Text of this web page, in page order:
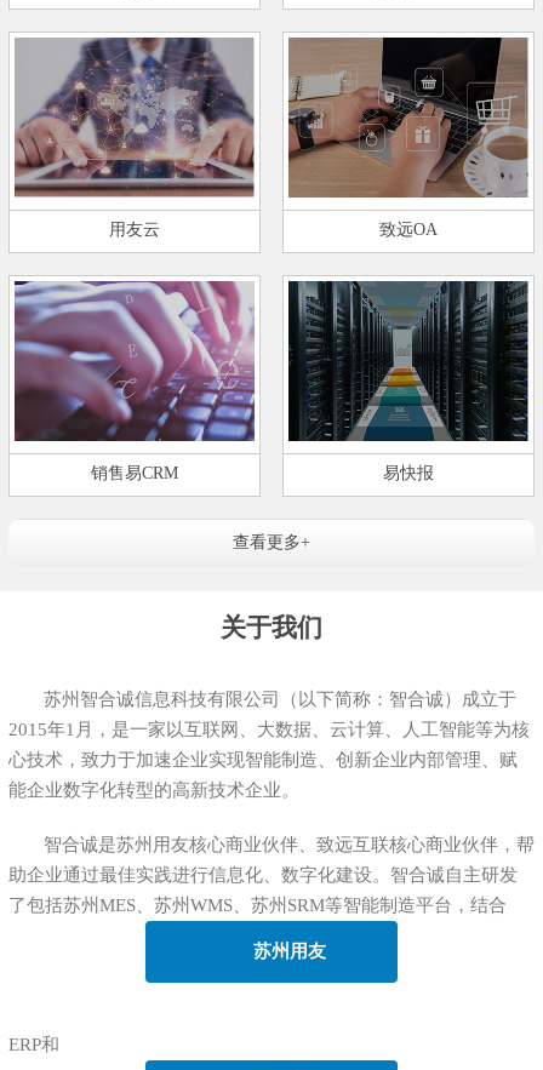
用友云 致远OA
销售易CRM 易快报
查看更多+
关于我们
苏州智合诚信息科技有限公司（以下简称：智合诚）成立于
2015年1月，是一家以互联网、大数据、云计算、人工智能等为核
心技术，致力于加速企业实现智能制造、创新企业内部管理、赋
能企业数字化转型的高新技术企业。
智合诚是苏州用友核心商业伙伴、致远互联核心商业伙伴，帮
助企业通过最佳实践进行信息化、数字化建设。智合诚自主研发
了包括苏州MES、苏州WMS、苏州SRM等智能制造平台，结合
苏州用友
ERP和